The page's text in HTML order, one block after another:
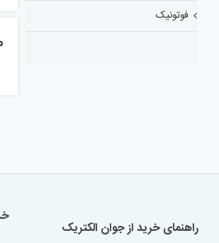
فوتونیک
راهنمای خرید از جوان الکتریک